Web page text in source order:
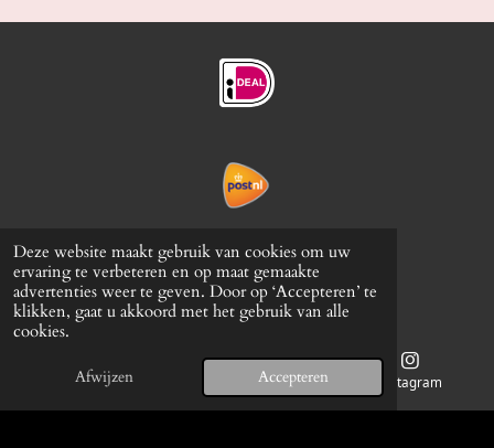
Deze website maakt gebruik van cookies om uw
ervaring te verbeteren en op maat gemaakte
advertenties weer te geven. Door op ‘Accepteren’ te
klikken, gaat u akkoord met het gebruik van alle
cookies.
Afwijzen Accepteren
Ruilen en Retour
Algemene voorwaarden
Privacy policy
© 2024 - 2026 Knip en go
Telefoonnummer Kaart Instagram